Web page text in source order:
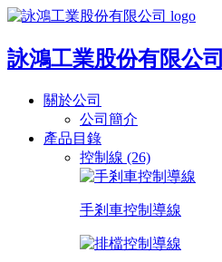
詠鴻工業股份有限公司
關於公司
公司簡介
產品目錄
控制線 (26)
手剎車控制導線